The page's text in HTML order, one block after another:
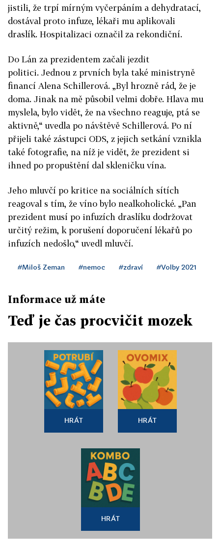
jistili, že trpí mírným vyčerpáním a dehydratací,
dostával proto infuze, lékaři mu aplikovali
draslík. Hospitalizaci označil za rekondiční.
Do Lán za prezidentem začali jezdit
politici. Jednou z prvních byla také ministryně
financí Alena Schillerová. „Byl hrozně rád, že je
doma. Jinak na mě působil velmi dobře. Hlava mu
myslela, bylo vidět, že na všechno reaguje, ptá se
aktivně,“ uvedla po návštěvě Schillerová. Po ní
přijeli také zástupci ODS, z jejich setkání vznikla
také fotografie, na níž je vidět, že prezident si
ihned po propuštění dal skleničku vína.
Jeho mluvčí po kritice na sociálních sítích
reagoval s tím, že víno bylo nealkoholické. „Pan
prezident musí po infuzích draslíku dodržovat
určitý režim, k porušení doporučení lékařů po
infuzích nedošlo,“ uvedl mluvčí.
#Miloš Zeman #nemoc #zdraví #Volby 2021
Informace už máte
Teď je čas procvičit mozek
HRÁT HRÁT
HRÁT